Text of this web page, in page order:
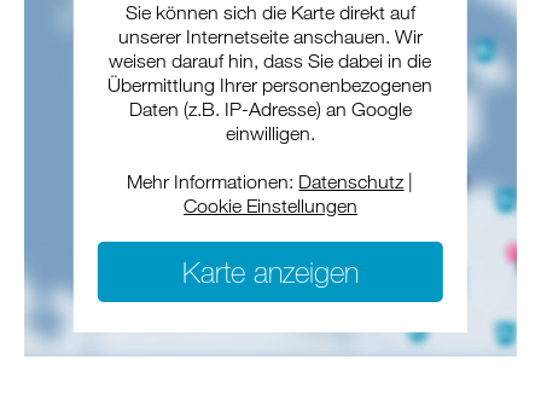
Sie können sich die Karte direkt auf
unserer Internetseite anschauen. Wir
weisen darauf hin, dass Sie dabei in die
Übermittlung Ihrer personenbezogenen
Daten (z.B. IP-Adresse) an Google
einwilligen.
Mehr Informationen: Datenschutz
Cookie Einstellungen
Karte anzeigen